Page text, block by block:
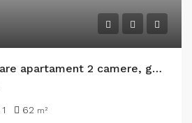
Poarta 6, de vanzare apartament 2 camere, gaze, mobilat
1 62 m²